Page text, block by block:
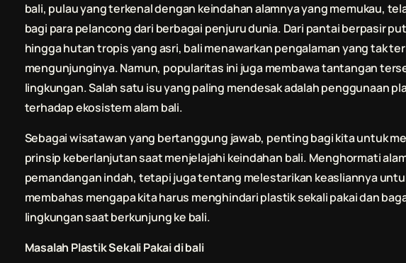
bali, pulau yang terkenal dengan keindahan alamnya yang memukau,
bagi para pelancong dari berbagai penjuru dunia. Dari pantai berpasir
hingga hutan tropis yang asri, balimenawarkan pengalaman yang tak
mengunjunginya. Namun, popularitas ini juga membawa tantangan
lingkungan. Salah satu isu yang paling mendesak adalah penggunaan
terhadap ekosistem alambali.
Sebagai wisatawan yang bertanggung jawab, penting bagi kita untuk
prinsip keberlanjutan saat menjelajahi keindahan bali. Menghormati
pemandangan indah, tetapi juga tentang melestarikan keasliannya
membahas mengapa kita harus menghindari plastik sekali pakai dan
lingkungan saat berkunjung ke bali.
Masalah Plastik Sekali Pakai dibali